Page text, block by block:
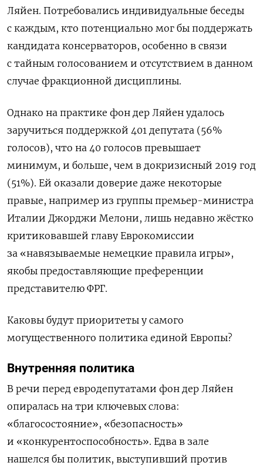
Ляйен. Потребовались индивидуальные беседы
с каждым, кто потенциально мог бы поддержать
кандидата консерваторов, особенно в связи
с тайным голосованием и отсутствием в данном
случае фракционной дисциплины.
Однако на практике фон дер Ляйен удалось
заручиться поддержкой 401 депутата (56%
голосов), что на 40 голосов превышает
минимум, и больше, чем в докризисный 2019 год
(51%). Ей оказали доверие даже некоторые
правые, например из группы премьер-министра
Италии Джорджи Мелони, лишь недавно жёстко
критиковавшей главу Еврокомиссии
за «навязываемые немецкие правила игры»,
якобы предоставляющие преференции
представителю ФРГ.
Каковы будут приоритеты у самого
могущественного политика единой Европы?
Внутренняя политика
В речи перед евродепутатами фон дер Ляйен
опиралась на три ключевых слова:
«благосостояние», «безопасность»
и «конкурентоспособность». Едва в зале
нашелся бы политик, выступивший против